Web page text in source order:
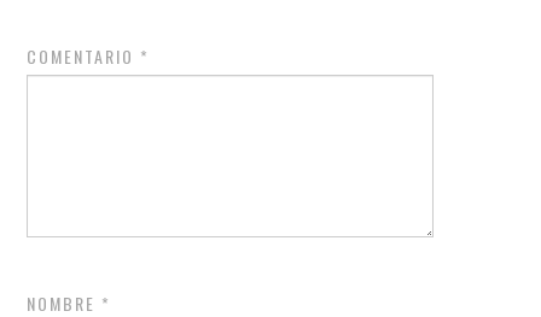
COMENTARIO *
NOMBRE *